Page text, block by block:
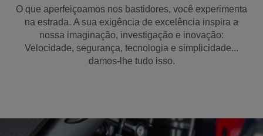
O que aperfeiçoamos nos bastidores, você experimenta
na estrada. A sua exigência de excelência inspira a
nossa imaginação, investigação e inovação:
Velocidade, segurança, tecnologia e simplicidade...
damos-lhe tudo isso.